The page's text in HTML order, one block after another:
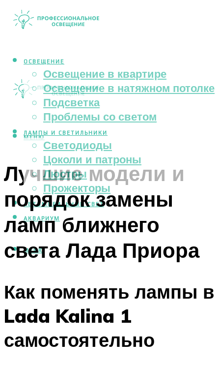
ОСВЕЩЕНИЕ
Освещение в квартире
Освещение в натяжном потолке
Подсветка
Проблемы со светом
ЛАМПЫ И СВЕТИЛЬНИКИ
Светодиоды
Цоколи и патроны
Люстры
Прожекторы
АВТОМОБИЛЬНЫЙ СВЕТ
АКВАРИУМ
МЕНЮ
МЕНЮ
Лучшие модели и
порядок замены
ламп ближнего
света Лада Приора
Как поменять лампы в
Lada Kalina 1
самостоятельно